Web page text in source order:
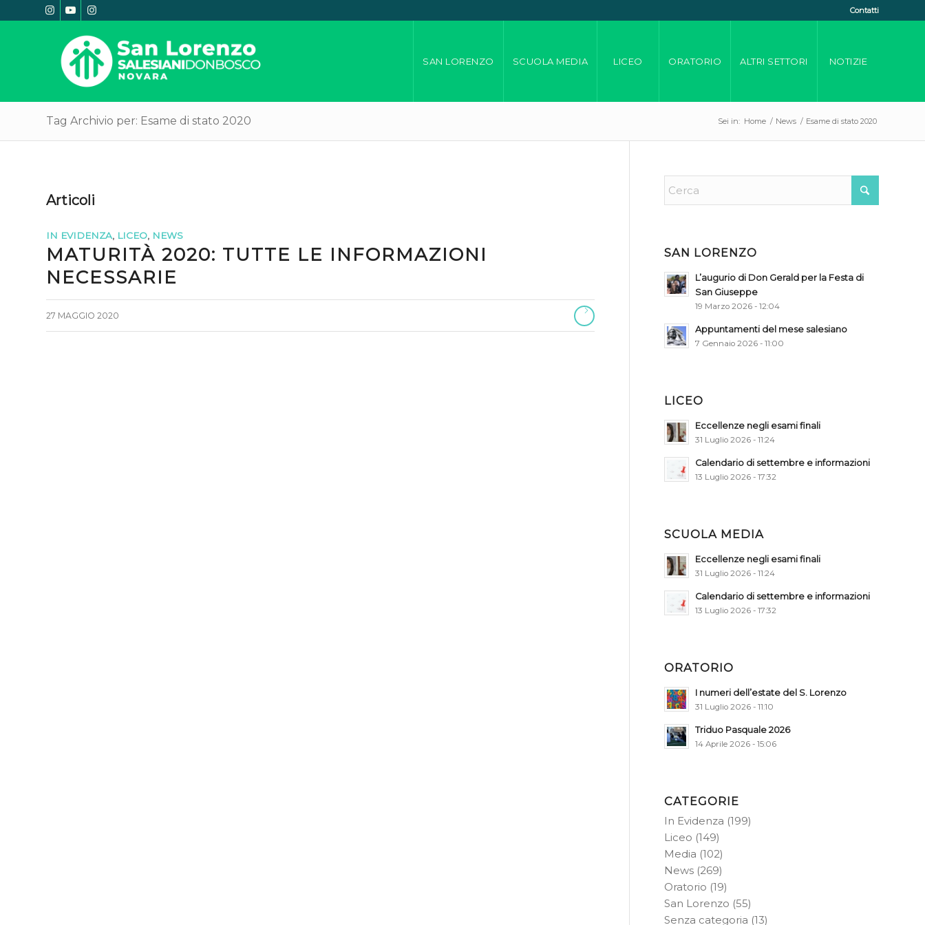
Contatti
SAN LORENZO SCUOLA MEDIA LICEO ORATORIO ALTRI SETTORI NOTIZIE
Tag Archivio per: Esame di stato 2020 Sei in: Home / News / Esame di stato 2020
Articoli
IN EVIDENZA, LICEO, NEWS
MATURITÀ 2020: TUTTE LE INFORMAZIONI
NECESSARIE
27 MAGGIO 2020
SAN LORENZO
L’augurio di Don Gerald per la Festa di
San Giuseppe
19 Marzo 2026 - 12:04
Appuntamenti del mese salesiano
7 Gennaio 2026 - 11:00
LICEO
Eccellenze negli esami finali
31 Luglio 2026 - 11:24
Calendario di settembre e informazioni
13 Luglio 2026 - 17:32
SCUOLA MEDIA
Eccellenze negli esami finali
31 Luglio 2026 - 11:24
Calendario di settembre e informazioni
13 Luglio 2026 - 17:32
ORATORIO
I numeri dell’estate del S. Lorenzo
31 Luglio 2026 - 11:10
Triduo Pasquale 2026
14 Aprile 2026 - 15:06
CATEGORIE
In Evidenza (199)
Liceo (149)
Media (102)
News (269)
Oratorio (19)
San Lorenzo (55)
Senza categoria (13)